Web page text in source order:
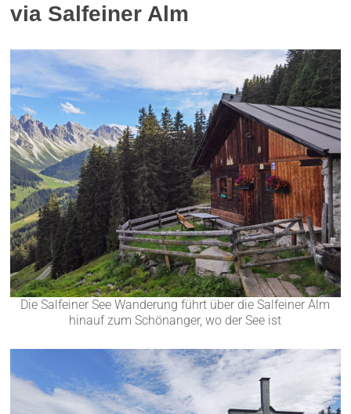
via Salfeiner Alm
Die Salfeiner See Wanderung führt über die Salfeiner Alm
hinauf zum Schönanger, wo der See ist